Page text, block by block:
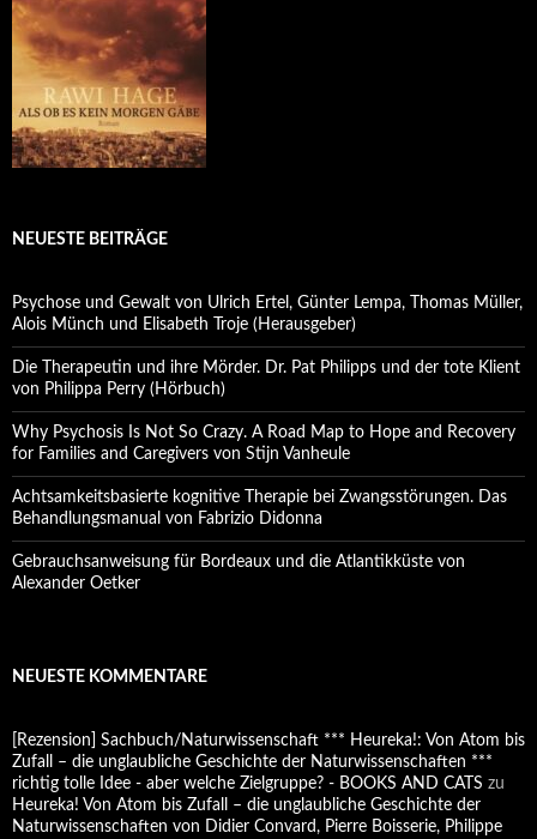
NEUESTE BEITRÄGE
Psychose und Gewalt von Ulrich Ertel, Günter Lempa, Thomas Müller,
Alois Münch und Elisabeth Troje (Herausgeber)
Die Therapeutin und ihre Mörder. Dr. Pat Philipps und der tote Klient
von Philippa Perry (Hörbuch)
Why Psychosis Is Not So Crazy. A Road Map to Hope and Recovery
for Families and Caregivers von Stijn Vanheule
Achtsamkeitsbasierte kognitive Therapie bei Zwangsstörungen. Das
Behandlungsmanual von Fabrizio Didonna
Gebrauchsanweisung für Bordeaux und die Atlantikküste von
Alexander Oetker
NEUESTE KOMMENTARE
[Rezension] Sachbuch/Naturwissenschaft *** Heureka!: Von Atom bis
Zufall – die unglaubliche Geschichte der Naturwissenschaften ***
richtig tolle Idee - aber welche Zielgruppe? - BOOKS AND CATS zu
Heureka! Von Atom bis Zufall – die unglaubliche Geschichte der
Naturwissenschaften von Didier Convard, Pierre Boisserie, Philippe